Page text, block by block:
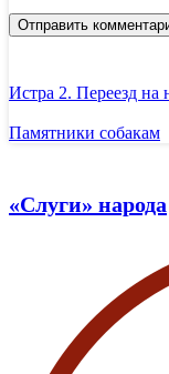
Отправить
Истра 2. Переезд на
Памятники собакам
«Слуги» народа